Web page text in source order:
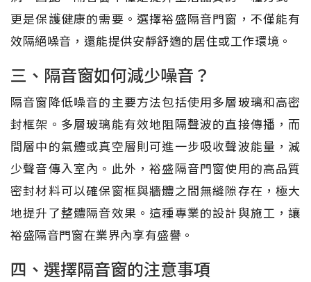
更是保護健康的需要。選擇裕盛隔音門窗，不僅能有
效隔絕噪音，還能提供安靜舒適的居住或工作環境。
三、隔音窗如何減少噪音？
隔音窗降低噪音的主要方法包括使用多層玻璃和高密
封框架。多層玻璃能有效地阻隔聲波的直接傳播，而
間層中的氣體或真空層則可進一步吸收聲波能量，減
少聲音傳入室內。此外，裕盛隔音門窗使用的高品質
密封材料可以確保窗框與牆體之間無縫隙存在，極大
地提升了整體隔音效果。這種專業的設計與施工，讓
裕盛隔音門窗在業界內享有盛譽。
四、選擇隔音窗的注意事項